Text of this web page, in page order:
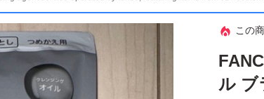
この
ル ブ